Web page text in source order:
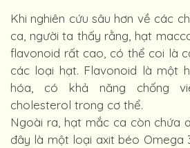
Khi nghiên cứu sâu hơn về các
ca, người ta thấy rằng, hạt
flavonoid rất cao, có thể coi là
các loại hạt. Flavonoid là một
hóa, có khả năng chống
cholesterol trong cơ thể.
Ngoài ra, hạt mắc ca còn chứa
đây là một loại axit béo Omega